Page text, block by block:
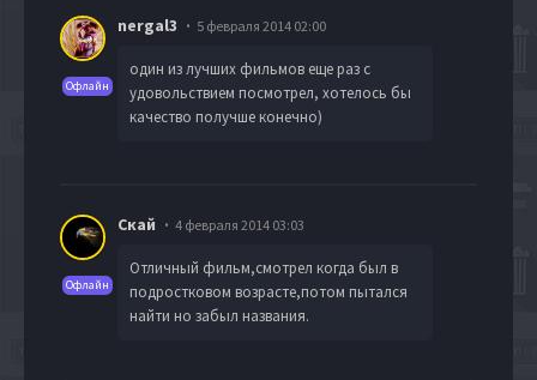
Офлайн
nergal3 5 февраля 2014 02:00
один из лучших фильмов еще раз с
удовольствием посмотрел, хотелось бы
качество получше конечно)
Офлайн
Скай 4 февраля 2014 03:03
Отличный фильм,смотрел когда был в
подростковом возрасте,потом пытался
найти но забыл названия.